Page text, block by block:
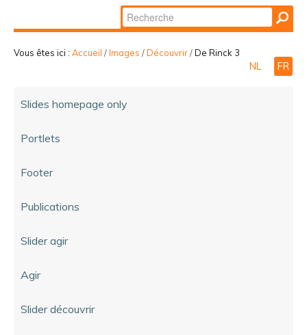
Chercher par
Recherche
avancée…
Vous êtes ici : Accueil /Images /Découvrir/De Rinck 3
NL FR
Slides homepage only
Portlets
Footer
Publications
Slider agir
Agir
Slider découvrir